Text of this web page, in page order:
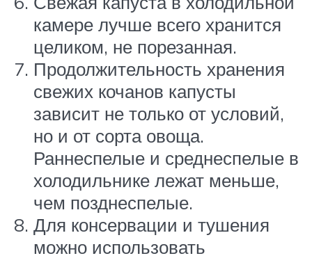
камере лучше всего хранится
целиком, не порезанная.
Продолжительность хранения
свежих кочанов капусты
зависит не только от условий,
но и от сорта овоща.
Раннеспелые и среднеспелые в
холодильнике лежат меньше,
чем позднеспелые.
Для консервации и тушения
можно использовать